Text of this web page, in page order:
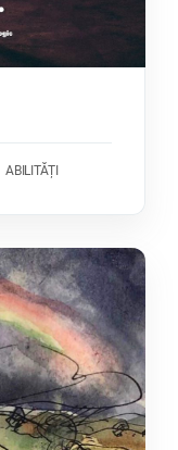
ABILITĂȚI